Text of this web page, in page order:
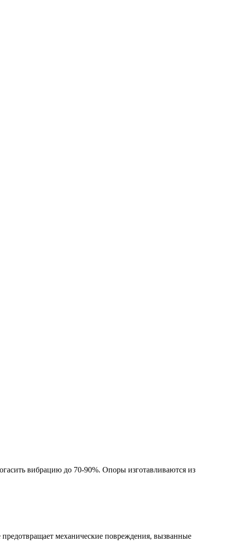
вибрацию до 70-90%. Опоры изготавливаются из
механические повреждения, вызванные